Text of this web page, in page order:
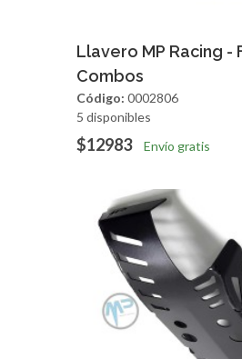
Agregar
Llavero MP Racing -
Combos
Código: 0002806
5 disponibles
$12983 Envío gratis